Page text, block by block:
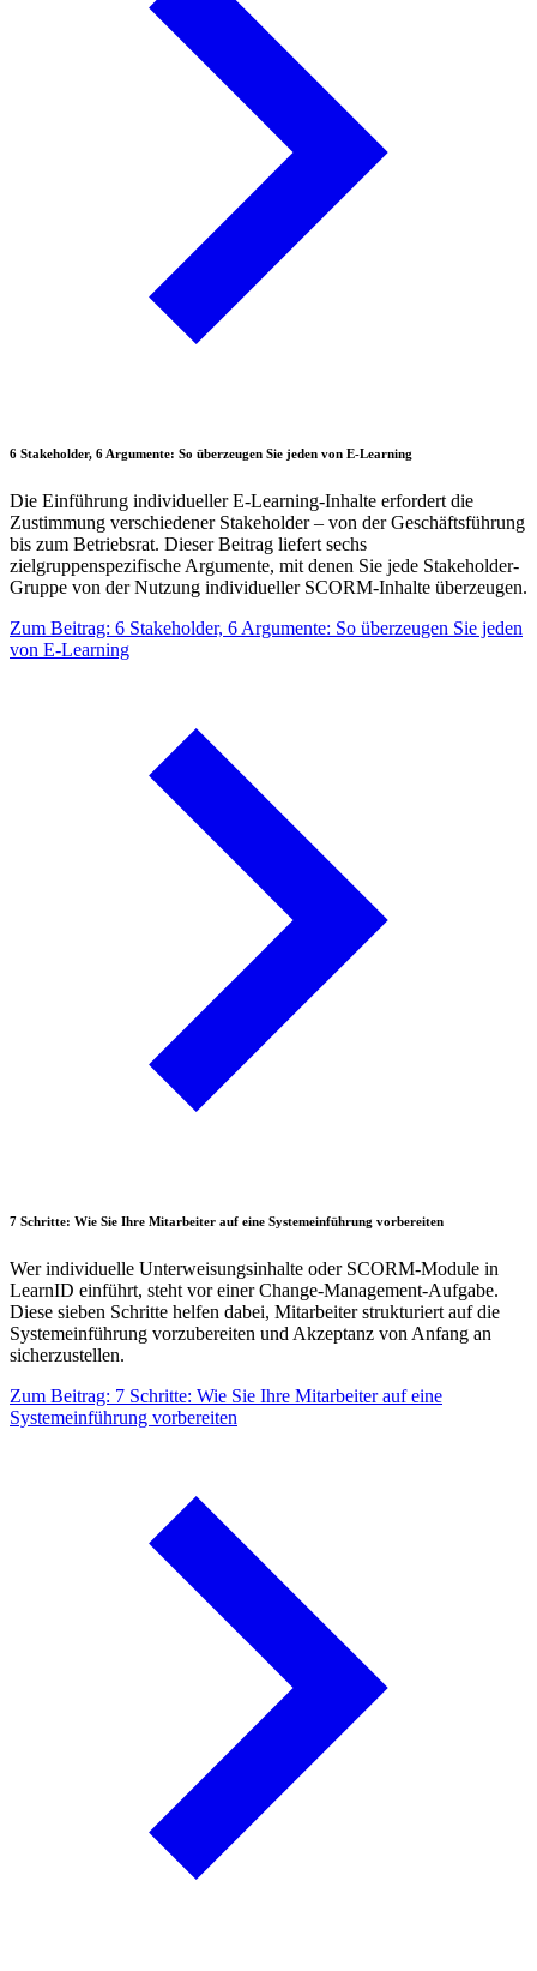
6 Stakeholder, 6 Argumente: So überzeugen Sie jeden von E-Learning
Die Einführung individueller E-Learning-Inhalte erfordert die
Zustimmung verschiedener Stakeholder – von der Geschäftsführung
bis zum Betriebsrat. Dieser Beitrag liefert sechs
zielgruppenspezifische Argumente, mit denen Sie jede Stakeholder-
Gruppe von der Nutzung individueller SCORM-Inhalte überzeugen.
Zum Beitrag: 6 Stakeholder, 6 Argumente: So überzeugen Sie jeden
von E-Learning
7 Schritte: Wie Sie Ihre Mitarbeiter auf eine Systemeinführung vorbereiten
Wer individuelle Unterweisungsinhalte oder SCORM-Module in
LearnID einführt, steht vor einer Change-Management-Aufgabe.
Diese sieben Schritte helfen dabei, Mitarbeiter strukturiert auf die
Systemeinführung vorzubereiten und Akzeptanz von Anfang an
sicherzustellen.
Zum Beitrag: 7 Schritte: Wie Sie Ihre Mitarbeiter auf eine
Systemeinführung vorbereiten